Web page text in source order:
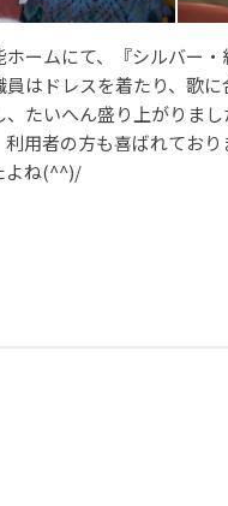
ームにて、『シルバー・
はドレスを着たり、歌に
たいへん盛り上がりまし
用者の方も喜ばれており
よね(^^)/